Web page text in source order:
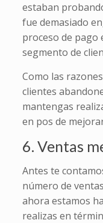
estaban
fue demasiado
proceso de pago
segmento de
Como las
clientes
mantengas
en pos de
6. Ventas
Antes te
número de
ahora estamos
realizas en